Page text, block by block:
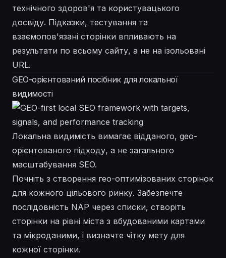
технічного здоров'я та користувацького
досвіду. Підказки, тестування та
взаємопов'язані сторінки впливають на
результати по всьому сайту, а не на ізольовані
URL.
GEO-орієнтований посібник для локальної
видимості
Локальна видимість вимагає відданого, geo-
орієнтованого підходу, а не загального
масштабування SEO.
Почніть з створення гео-оптимізованих сторінок
для кожного цільового ринку. Забезпечте
послідовність NAP через списки, створіть
сторінки на рівні міста з вбудованими картами
та мікроданими, і визначте чітку мету для
кожної сторінки.